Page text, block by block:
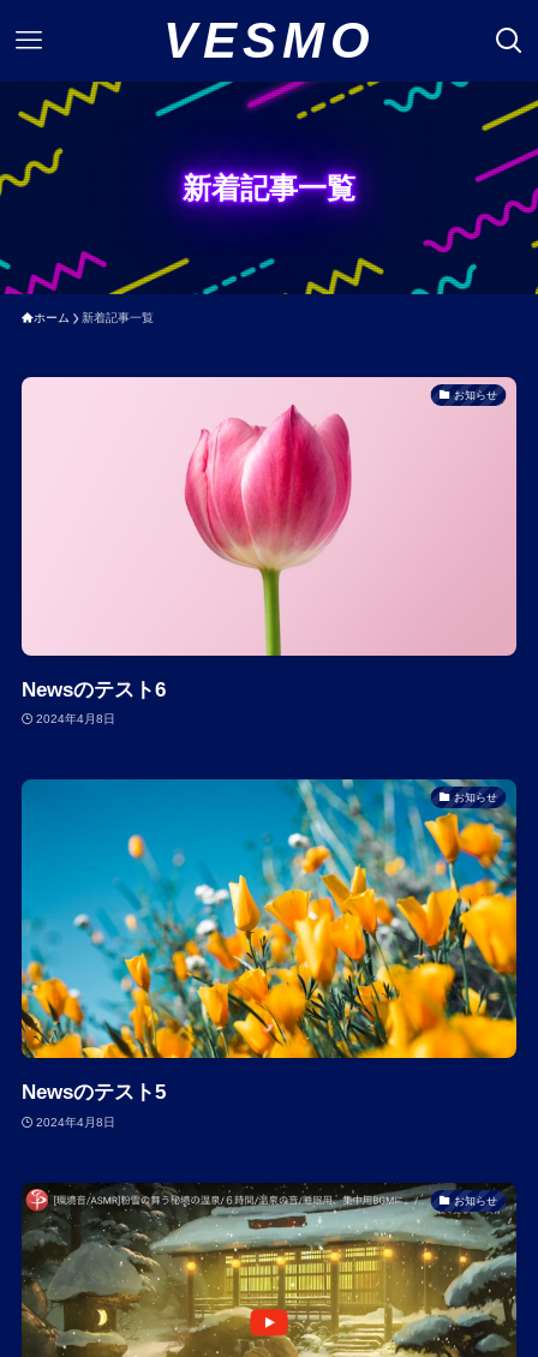
VESMO
新着記事一覧
ホーム 新着記事一覧
お知らせ
Newsのテスト6
2024年4月8日
お知らせ
Newsのテスト5
2024年4月8日
お知らせ